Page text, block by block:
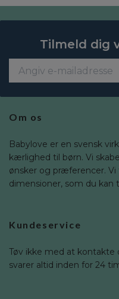
Tilmeld dig
Om os
Babylove er en svensk
kærlighed til børn. Vi
ønsker og præferencer.
dimensioner, som du kan
Kundeservice
Tøv ikke med at kontakte
svarer altid inden for 24